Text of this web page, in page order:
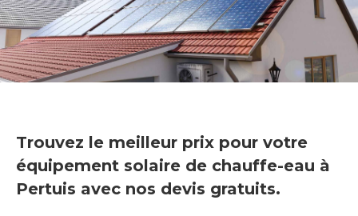
Trouvez le meilleur prix pour votre
équipement solaire de chauffe-eau à
Pertuis avec nos devis gratuits.